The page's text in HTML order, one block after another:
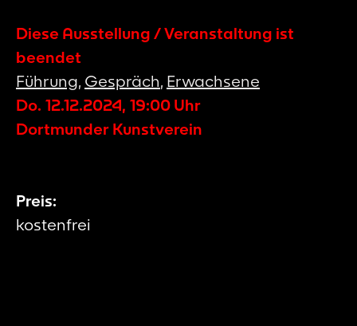
Diese Ausstellung / Veranstaltung ist
beendet
Führung, Gespräch, Erwachsene
Do. 12.12.2024, 19:00 Uhr
Dortmunder Kunstverein
Preis:
kostenfrei